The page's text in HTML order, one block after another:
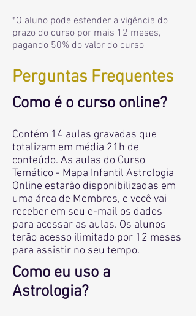
*O aluno pode estender a vigência do
prazo do curso por mais 12 meses,
pagando 50% do valor do curso
Perguntas Frequentes
Como é o curso online?
Contém 14 aulas gravadas que
totalizam em média 21h de
conteúdo. As aulas do Curso
Temático - Mapa Infantil Astrologia
Online estarão disponibilizadas em
uma área de Membros, e você vai
receber em seu e-mail os dados
para acessar as aulas. Os alunos
terão acesso ilimitado por 12 meses
para assistir no seu tempo.
Como eu uso a
Astrologia?